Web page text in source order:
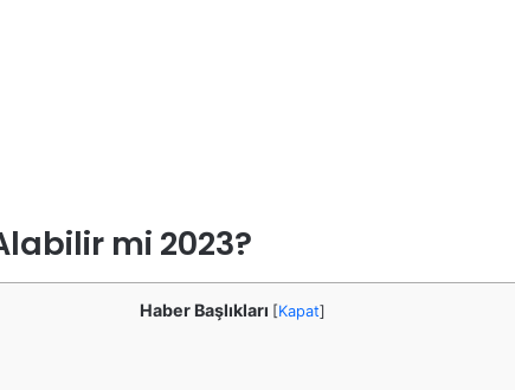
mi 2023?
Haber Başlıkları [Kapat]